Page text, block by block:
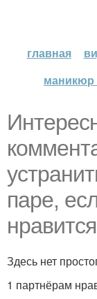
главная
маникюр
паре,
Здесь нет
1 партнёрам